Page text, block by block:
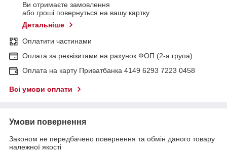
Ви отримаєте замовлення
або гроші повернуться на вашу картку
Детальніше
Оплатити частинами
Оплата за реквізитами на рахунок ФОП (2-а група)
Оплата на карту Приватбанка 4149 6293 7223 0458
Всі умови оплати
Умови повернення
Законом не передбачено повернення та обмін даного товару
належної якості